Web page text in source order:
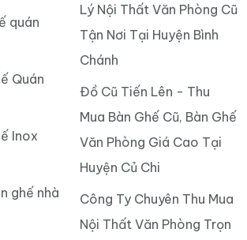
quán
Quán
Inox
ghế nhà
Lý Nội Thất Văn Phòng Cũ
Tận Nơi Tại Huyện Bình
Chánh
Đồ Cũ Tiến Lên - Thu
Mua Bàn Ghế Cũ, Bàn Ghế
Văn Phòng Giá Cao Tại
Huyện Củ Chi
Công Ty Chuyên Thu Mua
Nội Thất Văn Phòng Trọn